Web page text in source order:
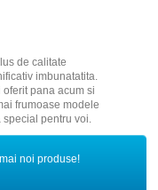
de calitate
imbunatatita.
pana acum si
frumoase modele
pentru voi.
noi produse!